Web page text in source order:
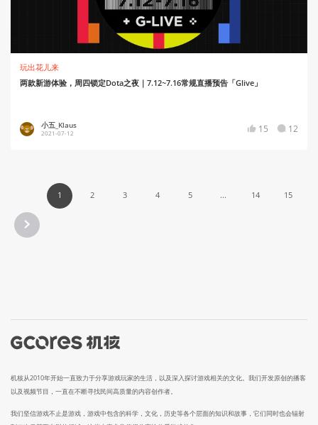
玩出花儿来
两款新游体验，周四锁定Dota之夜｜7.12~7.16常规直播预告「Glive」
小五_Klaus
2021-07-12 15 12
1 2 3 4 5 ... 14 15
机核从2010年开始一直致力于分享游戏玩家的生活，以及深入探讨游戏相关的文化。我们开发原创的播客
以及视频节目，一直在不断寻找民间高质量的内容创作者。
我们坚信游戏不止是游戏，游戏中包含的科学，文化，历史等各个层面的知识和故事，它们同时也会辐射